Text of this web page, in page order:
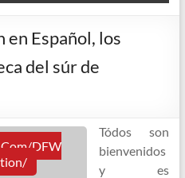
en Español, los
del súr de
DFW
Tódos son
bienvenidos
y es